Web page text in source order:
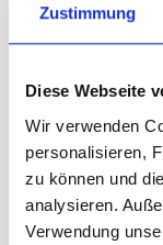
Zustimmung
Diese Webseite
Wir verwenden
personalisieren,
zu können und
analysieren.
Verwendung
Irland,
318.00